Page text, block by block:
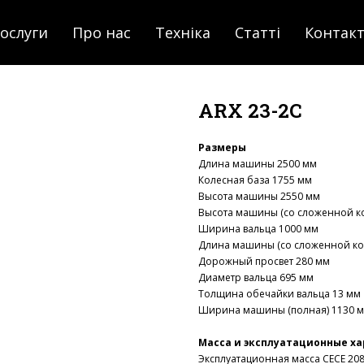
Про нас Техніка Статті
ARX 23-2C
Размеры
Длина машины 2500 мм
Колесная база 1755 мм
Высота машины 2550 мм
Высота машины (со сложенной
Ширина вальца 1000 мм
Длина машины (со сложенной
Дорожный просвет 280 мм
Диаметр вальца 695 мм
Толщина обечайки вальца 13 мм
Ширина машины (полная) 1130
Масса и эксплуатационные
Эксплуатационная масса СЕСЕ